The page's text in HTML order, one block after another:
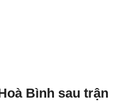
Bình sau trận